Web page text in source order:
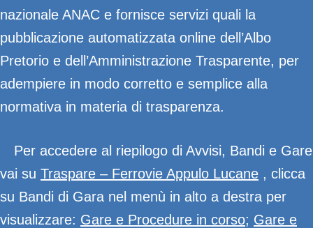
nazionale ANAC e fornisce servizi quali la
pubblicazione automatizzata online dell’Albo
Pretorio e dell’Amministrazione Trasparente, per
adempiere in modo corretto e semplice alla
normativa in materia di trasparenza.
Per accedere al riepilogo di Avvisi, Bandi e Gare
vai su Traspare – Ferrovie Appulo Lucane , clicca
su Bandi di Gara nel menù in alto a destra per
visualizzare: Gare e Procedure in corso; Gare e